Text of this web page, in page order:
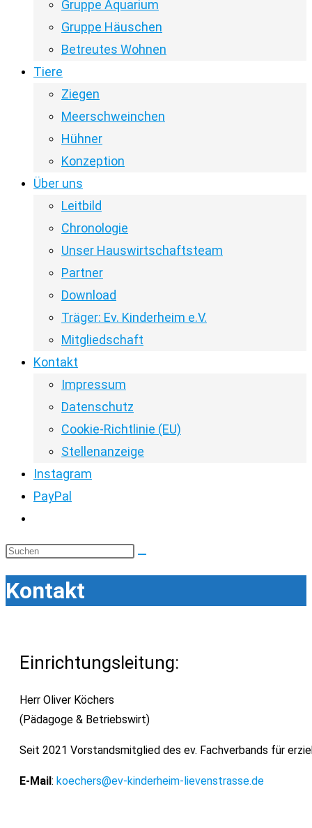
Gruppe Aquarium
Gruppe Häuschen
Betreutes Wohnen
Tiere
Ziegen
Meerschweinchen
Hühner
Konzeption
Über uns
Leitbild
Chronologie
Unser Hauswirtschaftsteam
Partner
Download
Träger: Ev. Kinderheim e.V.
Mitgliedschaft
Kontakt
Impressum
Datenschutz
Cookie-Richtlinie (EU)
Stellenanzeige
Instagram
PayPal
umschalten
Diese
durchsuchen
Kontakt
Einrichtungsleitung:
Herr Oliver Köchers
(Pädagoge & Betriebswirt)
Seit 2021 Vorstandsmitglied des ev. Fachverbands für
E-Mail: koechers@ev-kinderheim-lievenstrasse.de